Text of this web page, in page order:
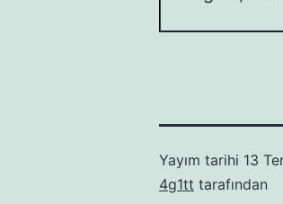
Yayım tarihi 13
4g1tt tarafından